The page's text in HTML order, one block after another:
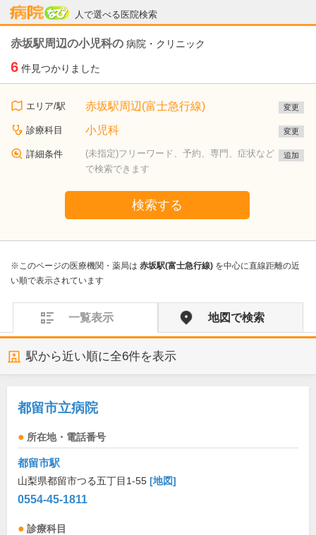
人で選べる医院検索
病院なび
赤坂駅周辺の小児科の 病院・クリニック
6 件見つかりました
エリア/駅 赤坂駅周辺(富士急行線) 変更
診療科目 小児科 変更
詳細条件
(未指定)フリーワード、予約、専門、症状など
で検索できます
追加
検索する
※このページの医療機関・薬局は 赤坂駅(富士急行線) を中心に直線距離の近
い順で表示されています
一覧表示 地図で検索
駅から近い順に全6件を表示
都留市立病院
所在地・電話番号
都留市駅
山梨県都留市つる五丁目1-55 [地図]
0554-45-1811
診療科目